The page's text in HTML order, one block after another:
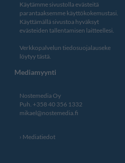
Käytämme sivustolla evästeitä
parantaaksemme käyttökokemustasi.
Käyttämällä sivustoa hyväksyt
evästeiden tallentamisen laitteellesi.
Verkkopalvelun tiedosuojalauseke
löytyy tästä.
Mediamyynti
Nostemedia Oy
Puh. +358 40 356 1332
mikael@nostemedia.fi
Mediatiedot